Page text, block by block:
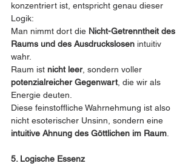
konzentriert ist, entspricht genau dieser
Logik:
Man nimmt dort die Nicht-Getrenntheit des
Raums und des Ausdruckslosen intuitiv
wahr.
Raum ist nicht leer, sondern voller
potenzialreicher Gegenwart, die wir als
Energie deuten.
Diese feinstoffliche Wahrnehmung ist also
nicht esoterischer Unsinn, sondern eine
intuitive Ahnung des Göttlichen im Raum
5. Logische Essenz